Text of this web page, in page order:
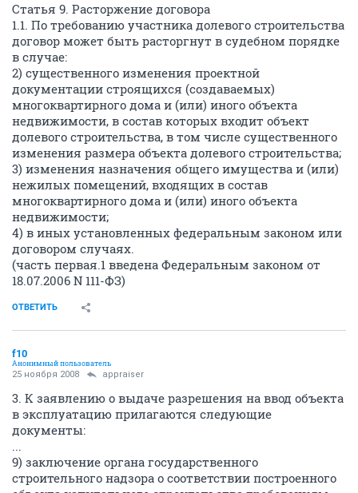
Статья 9. Расторжение договора
1.1. По требованию участника долевого строительства
договор может быть расторгнут в судебном порядке
в случае:
2) существенного изменения проектной
документации строящихся (создаваемых)
многоквартирного дома и (или) иного объекта
недвижимости, в состав которых входит объект
долевого строительства, в том числе существенного
изменения размера объекта долевого строительства;
3) изменения назначения общего имущества и (или)
нежилых помещений, входящих в состав
многоквартирного дома и (или) иного объекта
недвижимости;
4) в иных установленных федеральным законом или
договором случаях.
(часть первая.1 введена Федеральным законом от
18.07.2006 N 111-ФЗ)
ОТВЕТИТЬ
f10
Анонимный пользователь
25 ноября 2008 appraiser
3. К заявлению о выдаче разрешения на ввод объекта
в эксплуатацию прилагаются следующие
документы:
...
9) заключение органа государственного
строительного надзора о соответствии построенного